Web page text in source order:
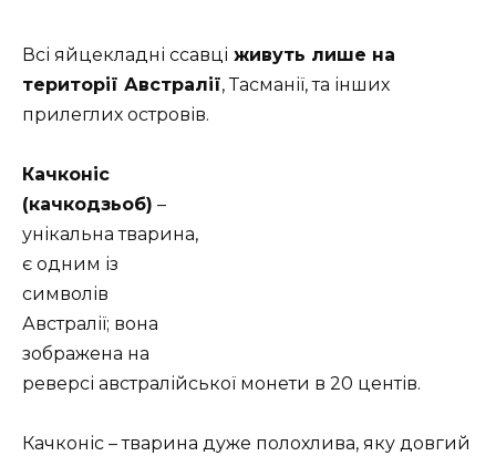
Всі яйцекладні ссавці живуть лише на
території Австралії, Тасманії, та інших
прилеглих островів.
Качконіс
(качкодзьоб) –
унікальна тварина,
є одним із
символів
Австралії; вона
зображена на
реверсі австралійської монети в 20 центів.
Качконіс – тварина дуже полохлива, яку довгий